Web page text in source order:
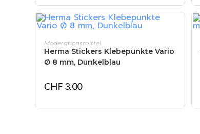
IN DEN WARENKORB
Moderationsmittel
Herma Stickers Klebepunkte Vario
Ø 8 mm, Dunkelblau
CHF 3.00